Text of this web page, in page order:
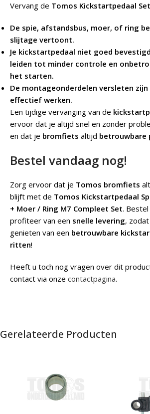
Vervang de Tomos Kickstartpedaal Set
De spie, afstandsbus, moer, of ring
slijtage vertoont.
Je kickstartpedaal niet goed
leiden tot minder controle en
het starten.
De montageonderdelen versleten
effectief werken.
Een tijdige vervanging van de
ervoor dat je altijd snel en zonder
en dat je bromfiets altijd betrouwbare
Bestel vandaag nog!
Zorg ervoor dat je Tomos bromfiets
blijft met de Tomos Kickstartpedaal
+ Moer / Ring M7 Compleet Set. Bestel
profiteer van een snelle levering,
genieten van een betrouwbare
ritten!
Heeft u toch nog vragen over dit
contact via onze contactpagina.
Gerelateerde Producten